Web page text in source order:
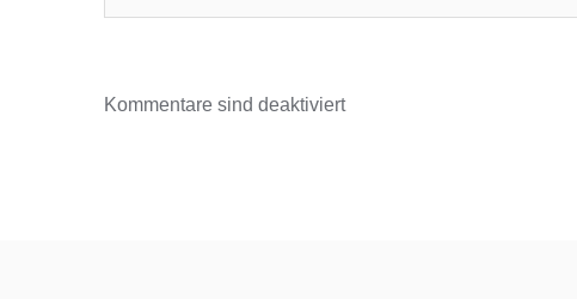
Kommentare sind deaktiviert